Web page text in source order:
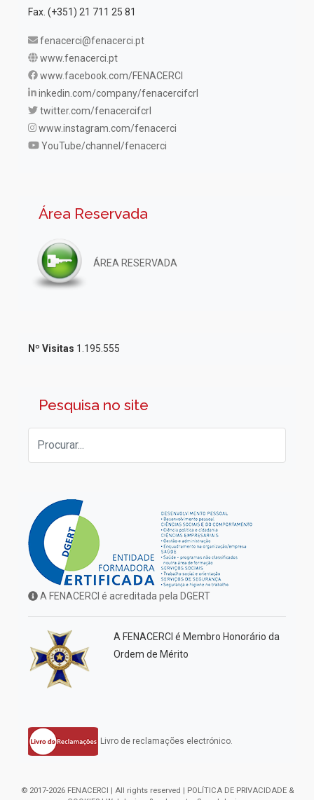
Fax. (+351) 21 711 25 81
fenacerci@fenacerci.pt
www.fenacerci.pt
www.facebook.com/FENACERCI
inkedin.com/company/fenacercifcrl
twitter.com/fenacercifcrl
www.instagram.com/fenacerci
YouTube/channel/fenacerci
Área Reservada
ÁREA RESERVADA
Nº Visitas 1.195.555
Pesquisa no site
A FENACERCI é acreditada pela DGERT
A FENACERCI é Membro Honorário da
Ordem de Mérito
Livro de reclamações electrónico.
© 2017-2026 FENACERCI | All rights reserved |
POLÍTICA DE PRIVACIDADE &